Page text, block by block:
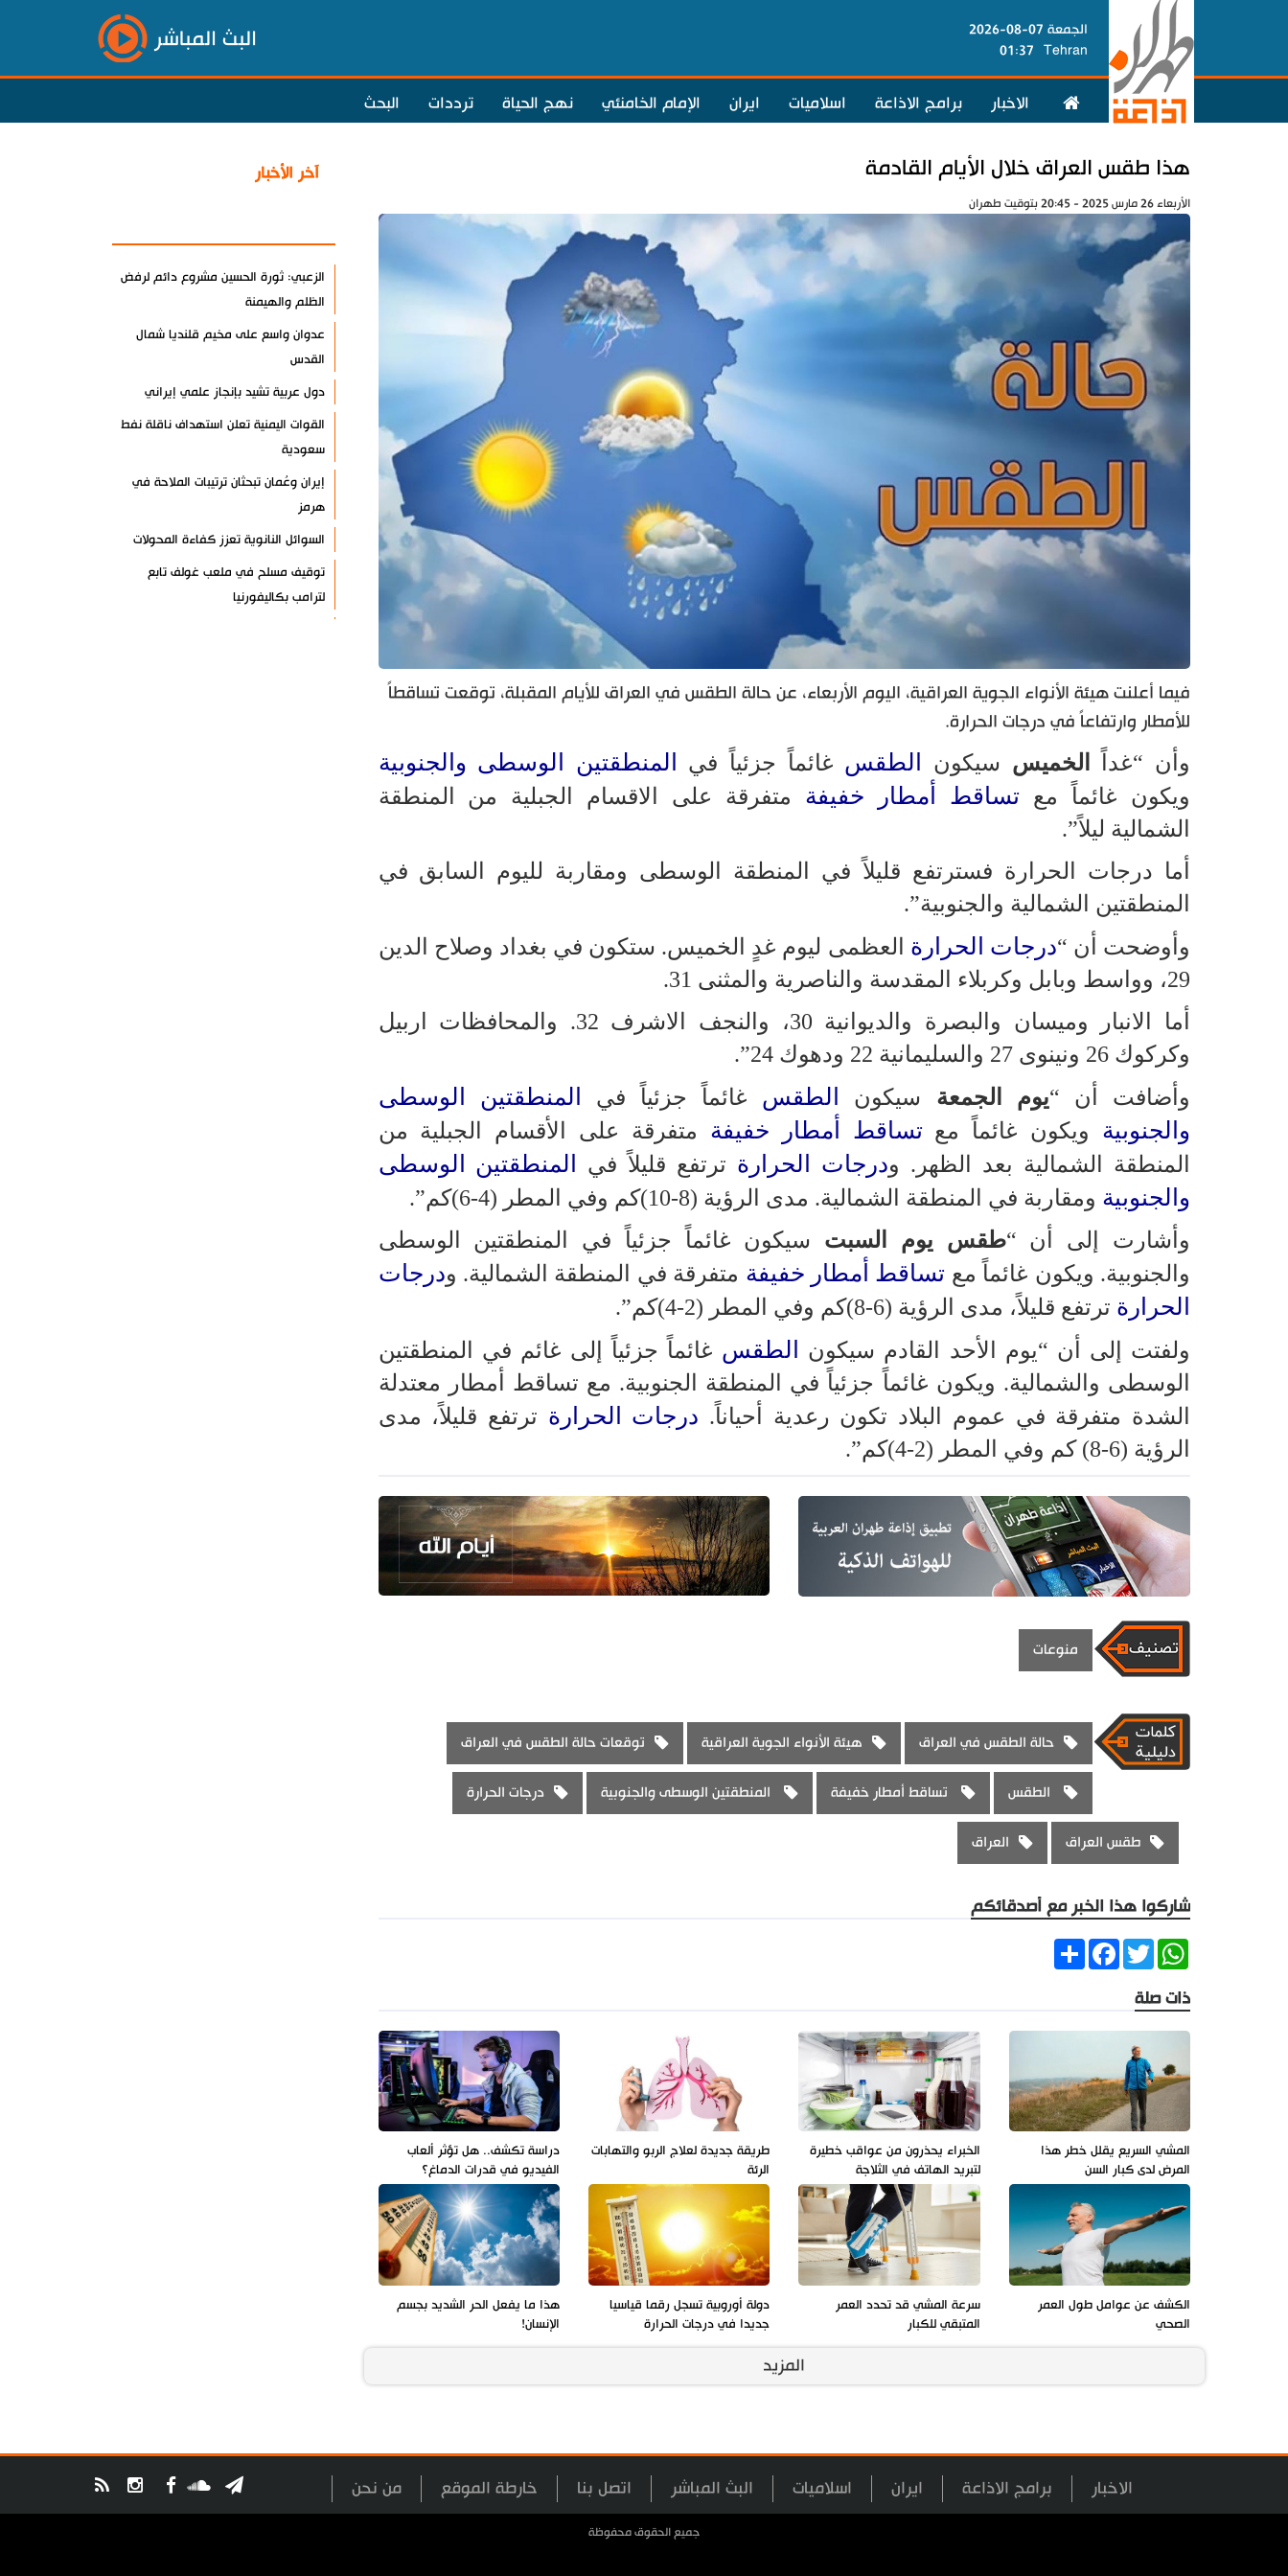
الجمعة 07-08-2026
Tehran
01:37 البث المباشر
الاخبار برامج الاذاعة اسلاميات ايران الإمام الخامنئي نهج الحياة ترددات البحث
هذا طقس العراق خلال الأيام القادمة
الأربعاء 26 مارس 2025 - 20:45 بتوقيت طهران
فيما أعلنت هيئة الأنواء الجوية العراقية، اليوم الأربعاء، عن حالة الطقس في العراق للأيام المقبلة، توقعت تساقطاً
للأمطار وارتفاعاً في درجات الحرارة.
وأن “غداً الخميس سيكون الطقس غائماً جزئياً في المنطقتين الوسطى والجنوبية
ويكون غائماً مع تساقط أمطار خفيفة متفرقة على الاقسام الجبلية من المنطقة
الشمالية ليلاً”.
أما درجات الحرارة فسترتفع قليلاً في المنطقة الوسطى ومقاربة لليوم السابق في
المنطقتين الشمالية والجنوبية”.
وأوضحت أن “درجات الحرارة العظمى ليوم غدٍ الخميس. ستكون في بغداد وصلاح الدين
29، وواسط وبابل وكربلاء المقدسة والناصرية والمثنى 31.
أما الانبار وميسان والبصرة والديوانية 30، والنجف الاشرف 32. والمحافظات اربيل
وكركوك 26 ونينوى 27 والسليمانية 22 ودهوك 24”.
وأضافت أن “يوم الجمعة سيكون الطقس غائماً جزئياً في المنطقتين الوسطى
والجنوبية ويكون غائماً مع تساقط أمطار خفيفة متفرقة على الأقسام الجبلية من
المنطقة الشمالية بعد الظهر. ودرجات الحرارة ترتفع قليلاً في المنطقتين الوسطى
والجنوبية ومقاربة في المنطقة الشمالية. مدى الرؤية (8-10)كم وفي المطر (4-6)كم”.
وأشارت إلى أن “طقس يوم السبت سيكون غائماً جزئياً في المنطقتين الوسطى
والجنوبية. ويكون غائماً مع تساقط أمطار خفيفة متفرقة في المنطقة الشمالية. ودرجات
الحرارة ترتفع قليلاً، مدى الرؤية (6-8)كم وفي المطر (2-4)كم”.
ولفتت إلى أن “يوم الأحد القادم سيكون الطقس غائماً جزئياً إلى غائم في المنطقتين
الوسطى والشمالية. ويكون غائماً جزئياً في المنطقة الجنوبية. مع تساقط أمطار معتدلة
الشدة متفرقة في عموم البلاد تكون رعدية أحياناً. درجات الحرارة ترتفع قليلاً، مدى
الرؤية (6-8) كم وفي المطر (2-4)كم”.
منوعات
حالة الطقس في العراق هيئة الأنواء الجوية العراقية توقعات حالة الطقس في العراق
الطقس تساقط أمطار خفيفة المنطقتين الوسطى والجنوبية درجات الحرارة
طقس العراق العراق
شاركوا هذا الخبر مع أصدقائكم
ShareFacebookTwitter
WhatsApp
ذات صلة
المشي السريع يقلل خطر هذا
المرض لدى كبار السن
الخبراء يحذرون من عواقب خطيرة
لتبريد الهاتف في الثلاجة
طريقة جديدة لعلاج الربو والتهابات
الرئة
دراسة تكشف.. هل تؤثر ألعاب
الفيديو في قدرات الدماغ؟
الكشف عن عوامل طول العمر
الصحي
سرعة المشي قد تحدد العمر
المتبقي للكبار
دولة أوروبية تسجل رقما قياسيا
جديدا في درجات الحرارة
هذا ما يفعل الحر الشديد بجسم
الإنسان!
المزيد
آخر الأخبار
الزعبي: ثورة الحسين مشروع دائم لرفض
الظلم والهيمنة
عدوان واسع على مخيم قلنديا شمال
القدس
دول عربية تشيد بإنجاز علمي إيراني
القوات اليمنية تعلن استهداف ناقلة نفط
سعودية
إيران وعُمان تبحثان ترتيبات الملاحة في
هرمز
السوائل النانوية تعزز كفاءة المحولات
توقيف مسلح في ملعب غولف تابع
لترامب بكاليفورنيا
الاخبار برامج الاذاعة ايران اسلاميات البث المباشر اتصل بنا خارطة الموقع من نحن
جميع الحقوق محفوظة